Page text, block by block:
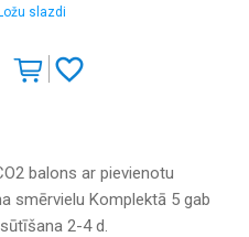
slazdi
balons ar pievienotu
smērvielu Komplektā 5 gab
2-4 d.